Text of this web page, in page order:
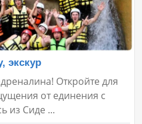
экскур
Откройте для
от единения с
из Сиде ...